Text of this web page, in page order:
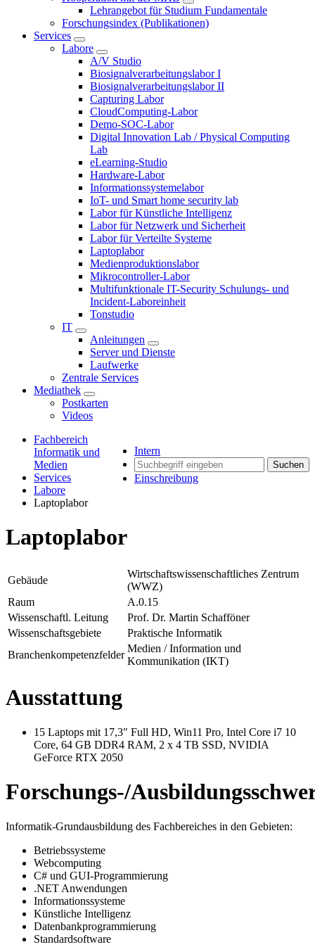
Lehrangebot für Studium Fundamentale
Forschungsindex (Publikationen)
Services
Labore
A/V Studio
Biosignalverarbeitungslabor I
Biosignalverarbeitungslabor II
Capturing Labor
CloudComputing-Labor
Demo-SOC-Labor
Digital Innovation Lab / Physical Computing
Lab
eLearning-Studio
Hardware-Labor
Informationssystemelabor
IoT- und Smart home security lab
Labor für Künstliche Intelligenz
Labor für Netzwerk und Sicherheit
Labor für Verteilte Systeme
Laptoplabor
Medienproduktionslabor
Mikrocontroller-Labor
Multifunktionale IT-Security Schulungs- und
Incident-Laboreinheit
Tonstudio
IT
Anleitungen
Server und Dienste
Laufwerke
Zentrale Services
Mediathek
Postkarten
Videos
Intern
Suchen
Einschreibung
Fachbereich
Informatik und
Medien
Services
Labore
Laptoplabor
Laptoplabor
Gebäude
Wirtschaftswissenschaftliches Zentrum
(WWZ)
Raum
A.0.15
Wissenschaftl. Leitung
Prof. Dr. Martin Schafföner
Wissenschaftsgebiete
Praktische Informatik
Branchenkompetenzfelder
Medien / Information und
Kommunikation (IKT)
Ausstattung
15 Laptops mit 17,3" Full HD, Win11 Pro, Intel Core i7 10
Core, 64 GB DDR4 RAM, 2 x 4 TB SSD, NVIDIA
GeForce RTX 2050
Forschungs-/
Informatik-Grundausbildung des Fachbereiches in den Gebieten:
Betriebssysteme
Webcomputing
C# und GUI-Programmierung
.NET Anwendungen
Informationssysteme
Künstliche Intelligenz
Datenbankprogrammierung
Standardsoftware